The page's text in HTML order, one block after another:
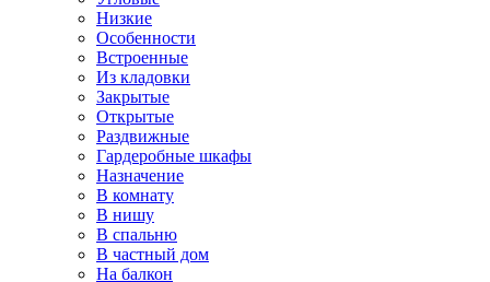
Низкие
Особенности
Встроенные
Из кладовки
Закрытые
Открытые
Раздвижные
Гардеробные шкафы
Назначение
В комнату
В нишу
В спальню
В частный дом
На балкон